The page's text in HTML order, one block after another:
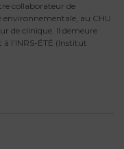
collaborateur de
environnementale, au CHU
de clinique. Il demeure
l’INRS-ÉTÉ (Institut